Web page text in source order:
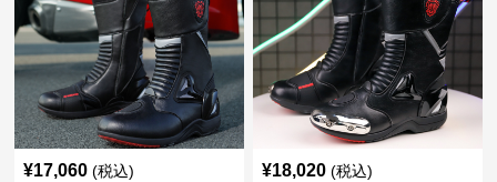
¥17,060 (税込) ¥18,020 (税込)